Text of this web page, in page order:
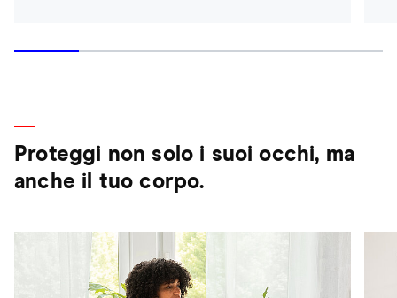
Proteggi non solo i suoi occhi, ma
anche il tuo corpo.